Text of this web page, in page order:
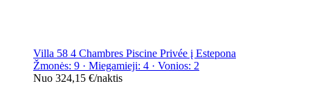
Villa 58 4 Chambres Piscine Privée į Estepona
Žmonės: 9 · Miegamieji: 4 · Vonios: 2
Nuo 324,15 €/naktis